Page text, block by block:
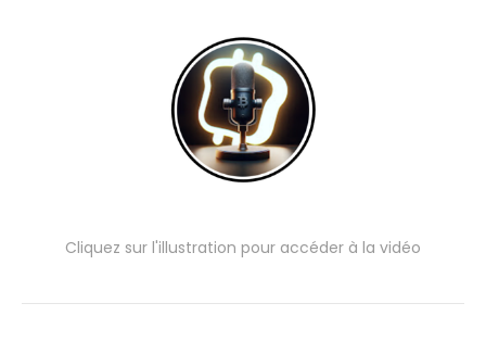
Cliquez sur l'illustration pour accéder à la vidéo